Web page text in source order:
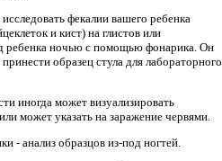
фекалии вашего ребенка
и кист) на глистов или
ребенка ночью с помощью фонарика. Он
образец стула для лабораторного
иногда может визуализировать
может указать на заражение червями.
- анализ образцов из-под ногтей.